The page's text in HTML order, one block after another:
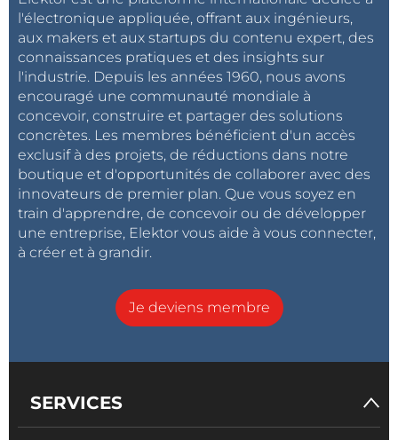
l'électronique appliquée, offrant aux ingénieurs,
aux makers et aux startups du contenu expert, des
connaissances pratiques et des insights sur
l'industrie. Depuis les années 1960, nous avons
encouragé une communauté mondiale à
concevoir, construire et partager des solutions
concrètes. Les membres bénéficient d'un accès
exclusif à des projets, de réductions dans notre
boutique et d'opportunités de collaborer avec des
innovateurs de premier plan. Que vous soyez en
train d'apprendre, de concevoir ou de développer
une entreprise, Elektor vous aide à vous connecter,
à créer et à grandir.
Je deviens membre
SERVICES